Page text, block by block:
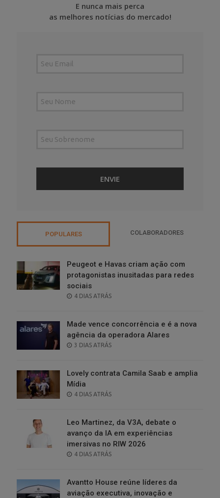
E nunca mais perca
as melhores notícias do mercado!
POPULARES COLABORADORES
Peugeot e Havas criam ação com
protagonistas inusitadas para redes
sociais
POSTED
4 DIAS ATRÁS
Made vence concorrência e é a nova
agência da operadora Alares
POSTED
3 DIAS ATRÁS
Lovely contrata Camila Saab e amplia
Mídia
POSTED
4 DIAS ATRÁS
Leo Martinez, da V3A, debate o
avanço da IA em experiências
imersivas no RIW 2026
POSTED
4 DIAS ATRÁS
Avantto House reúne líderes da
aviação executiva, inovação e